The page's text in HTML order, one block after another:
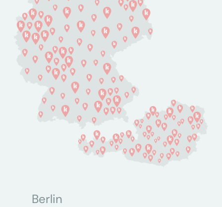
Berlin